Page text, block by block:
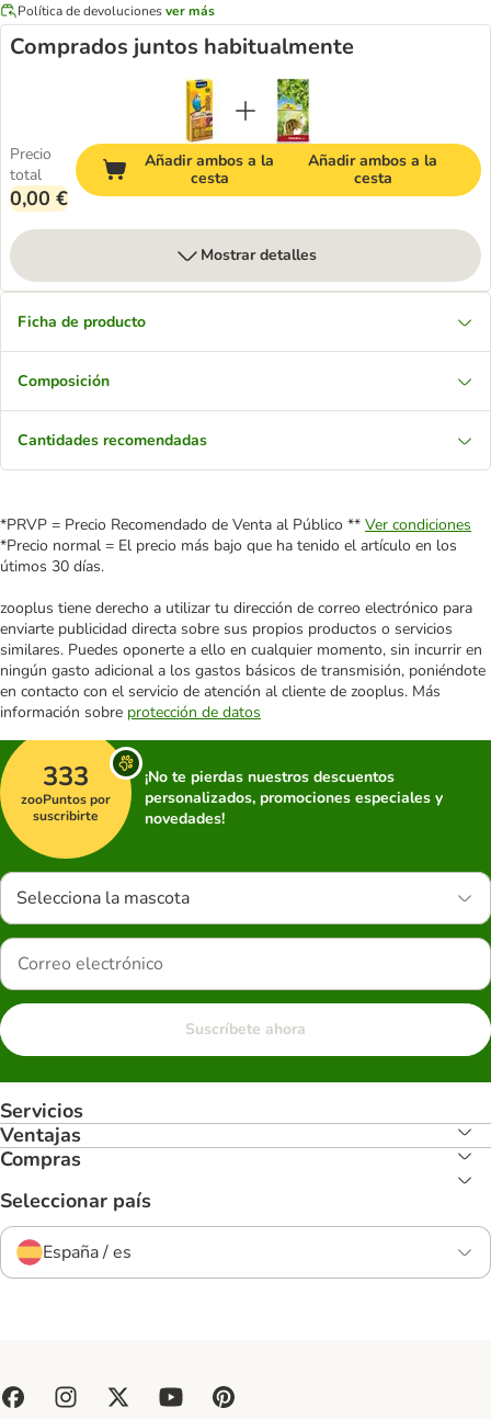
Política de devolucionesver más
Comprados juntos habitualmente
Precio
total
0,00 €
Añadir ambos a la
cesta
Añadir ambos a la
cesta
Mostrar detalles
Ficha de producto
Composición
Cantidades recomendadas
*PRVP = Precio Recomendado de Venta al Público ** Ver condiciones
*Precio normal = El precio más bajo que ha tenido el artículo en los
útimos 30 días.
zooplus tiene derecho a utilizar tu dirección de correo electrónico para
enviarte publicidad directa sobre sus propios productos o servicios
similares. Puedes oponerte a ello en cualquier momento, sin incurrir en
ningún gasto adicional a los gastos básicos de transmisión, poniéndote
en contacto con el servicio de atención al cliente de zooplus. Más
información sobre protección de datos
333
zooPuntos por
suscribirte
¡No te pierdas nuestros descuentos
personalizados, promociones especiales y
novedades!
Selecciona la mascota
Suscríbete ahora
Servicios
Ventajas
Compras
Seleccionar país
España / es